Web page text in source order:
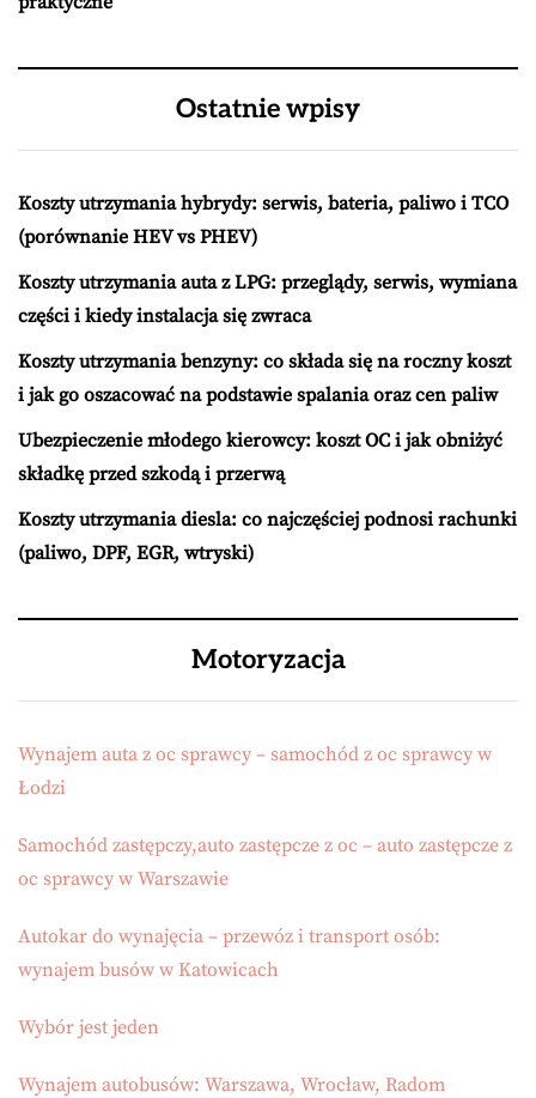
Ostatnie wpisy
Koszty utrzymania hybrydy: serwis, bateria, paliwo i TCO
(porównanie HEV vs PHEV)
Koszty utrzymania auta z LPG: przeglądy, serwis, wymiana
części i kiedy instalacja się zwraca
Koszty utrzymania benzyny: co składa się na roczny koszt
i jak go oszacować na podstawie spalania oraz cen paliw
Ubezpieczenie młodego kierowcy: koszt OC i jak obniżyć
składkę przed szkodą i przerwą
Koszty utrzymania diesla: co najczęściej podnosi rachunki
(paliwo, DPF, EGR, wtryski)
Motoryzacja
Wynajem auta z oc sprawcy – samochód z oc sprawcy w
Łodzi
Samochód zastępczy,auto zastępcze z oc – auto zastępcze z
oc sprawcy w Warszawie
Autokar do wynajęcia – przewóz i transport osób:
wynajem busów w Katowicach
Wybór jest jeden
Wynajem autobusów: Warszawa, Wrocław, Radom